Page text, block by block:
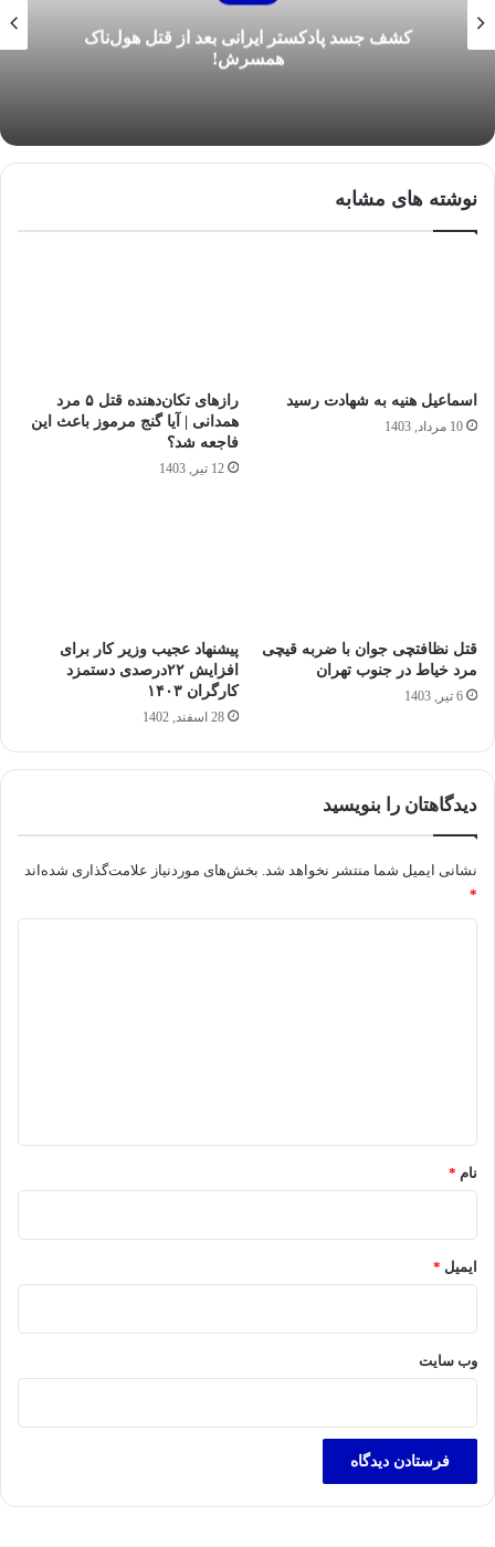
کشف جسد پادکستر ایرانی بعد از قتل هول‌ناک
همسرش!
نوشته های مشابه
اسماعیل هنیه به شهادت رسید
10 مرداد, 1403
رازهای تکان‌دهنده قتل ۵ مرد
همدانی | آیا گنج مرموز باعث این
فاجعه شد؟
12 تیر, 1403
قتل نظافتچی جوان با ضربه قیچی
مرد خیاط در جنوب تهران
6 تیر, 1403
پیشنهاد عجیب وزیر کار برای
افزایش ۲۲درصدی دستمزد
کارگران ۱۴۰۳
28 اسفند, 1402
دیدگاهتان را بنویسید
نشانی ایمیل شما منتشر نخواهد شد. بخش‌های موردنیاز علامت‌گذاری شده‌اند
*
نام *
ایمیل *
وب‌ سایت